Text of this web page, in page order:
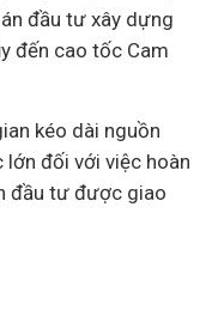
đầu tư xây dựng
đến cao tốc Cam
kéo dài nguồn
đối với việc hoàn
đầu tư được giao